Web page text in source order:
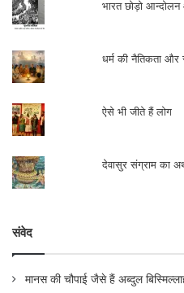
भारत छोड़ो आन्दोलन
धर्म की नैतिकता और
ऐसे भी जीते हैं लोग
देवासुर संग्राम का
संवेद
मानस की चौपाई जैसे हैं अब्दुल